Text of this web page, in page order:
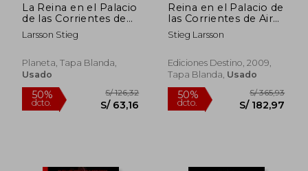
La Reina en el Palacio
de las Corrientes de
Aire
Larsson Stieg
Planeta, Tapa Blanda,
Usado
Reina en el Palacio de
las Corrientes de Aire
(USADO)
Stieg Larsson
Ediciones Destino, 2009,
Tapa Blanda, Usado